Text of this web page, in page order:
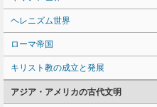
ヘレニズム世界
ローマ帝国
キリスト教の成立と発展
アジア・アメリカの古代文明